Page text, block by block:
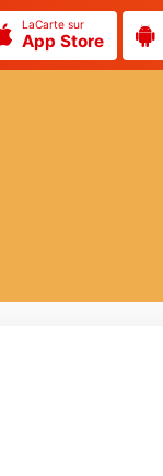
LaCarte sur
App Store